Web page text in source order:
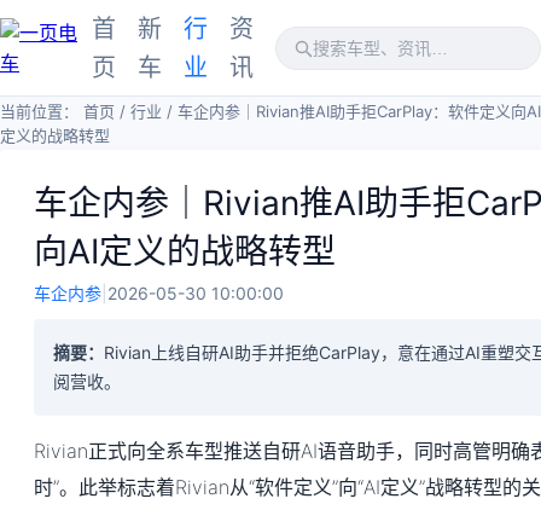
首
页
新
车
行
业
资
讯
当前位置： 首页 / 行业 / 车企内参｜Rivian推AI助手拒CarPlay：软件定义向AI
定义的战略转型
车企内参｜Rivian推AI助手拒
向AI定义的战略转型
车企内参 2026-05-30 10:00:00
摘要： Rivian上线自研AI助手并拒绝CarPlay，意在通过AI重塑交
阅营收。
Rivian正式向全系车型推送自研AI语音助手，同时高管明确
时”。此举标志着Rivian从“软件定义”向“AI定义”战略转型的